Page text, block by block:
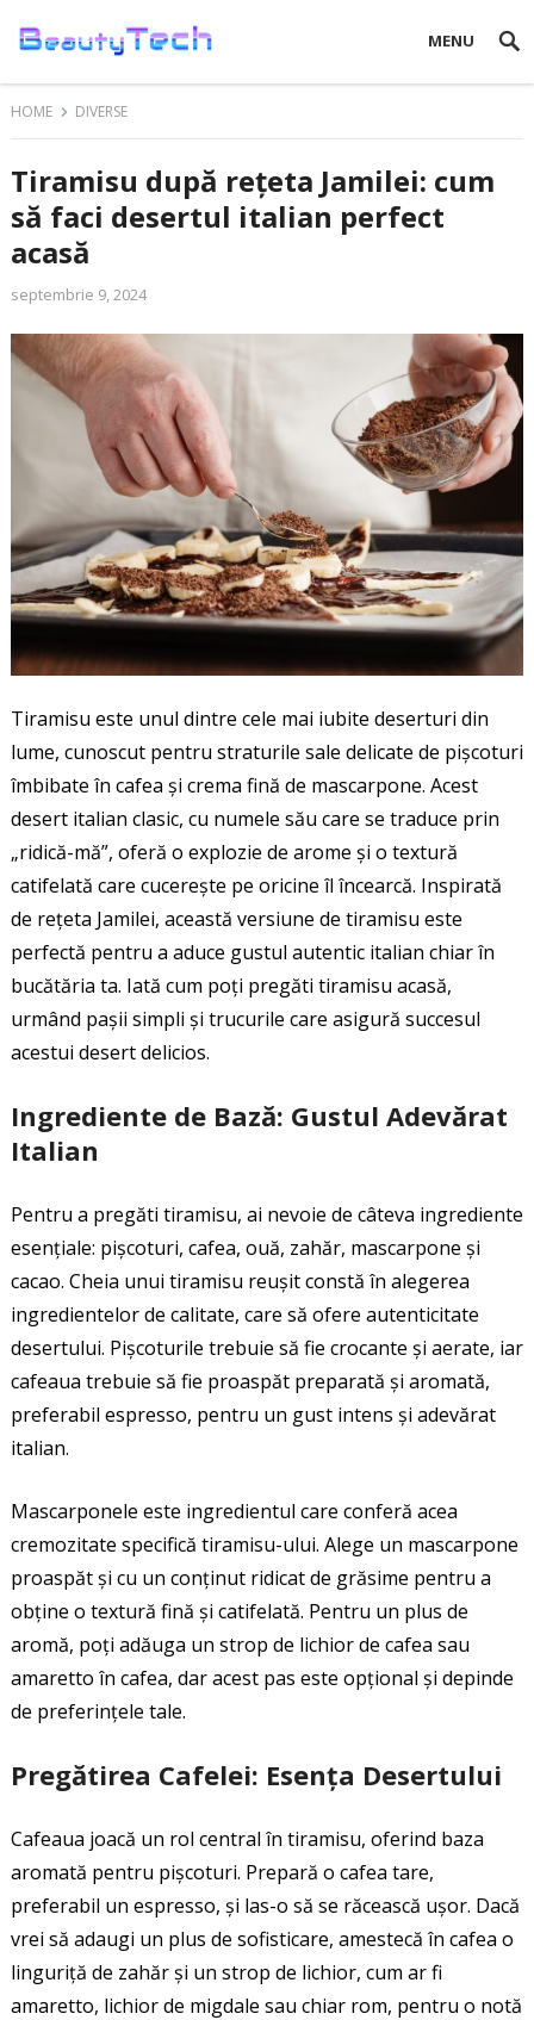
MENU
HOME DIVERSE
Tiramisu după rețeta Jamilei: cum
să faci desertul italian perfect
acasă
septembrie 9, 2024
Tiramisu este unul dintre cele mai iubite deserturi din
lume, cunoscut pentru straturile sale delicate de pișcoturi
îmbibate în cafea și crema fină de mascarpone. Acest
desert italian clasic, cu numele său care se traduce prin
„ridică-mă”, oferă o explozie de arome și o textură
catifelată care cucerește pe oricine îl încearcă. Inspirată
de rețeta Jamilei, această versiune de tiramisu este
perfectă pentru a aduce gustul autentic italian chiar în
bucătăria ta. Iată cum poți pregăti tiramisu acasă,
urmând pașii simpli și trucurile care asigură succesul
acestui desert delicios.
Ingrediente de Bază: Gustul Adevărat
Italian
Pentru a pregăti tiramisu, ai nevoie de câteva ingrediente
esențiale: pișcoturi, cafea, ouă, zahăr, mascarpone și
cacao. Cheia unui tiramisu reușit constă în alegerea
ingredientelor de calitate, care să ofere autenticitate
desertului. Pișcoturile trebuie să fie crocante și aerate, iar
cafeaua trebuie să fie proaspăt preparată și aromată,
preferabil espresso, pentru un gust intens și adevărat
italian.
Mascarponele este ingredientul care conferă acea
cremozitate specifică tiramisu-ului. Alege un mascarpone
proaspăt și cu un conținut ridicat de grăsime pentru a
obține o textură fină și catifelată. Pentru un plus de
aromă, poți adăuga un strop de lichior de cafea sau
amaretto în cafea, dar acest pas este opțional și depinde
de preferințele tale.
Pregătirea Cafelei: Esența Desertului
Cafeaua joacă un rol central în tiramisu, oferind baza
aromată pentru pișcoturi. Prepară o cafea tare,
preferabil un espresso, și las-o să se răcească ușor. Dacă
vrei să adaugi un plus de sofisticare, amestecă în cafea o
linguriță de zahăr și un strop de lichior, cum ar fi
amaretto, lichior de migdale sau chiar rom, pentru o notă